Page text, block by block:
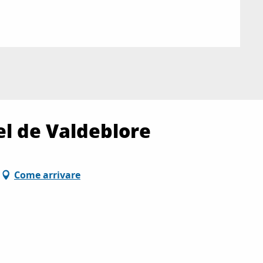
de Valdeblore
Come arrivare